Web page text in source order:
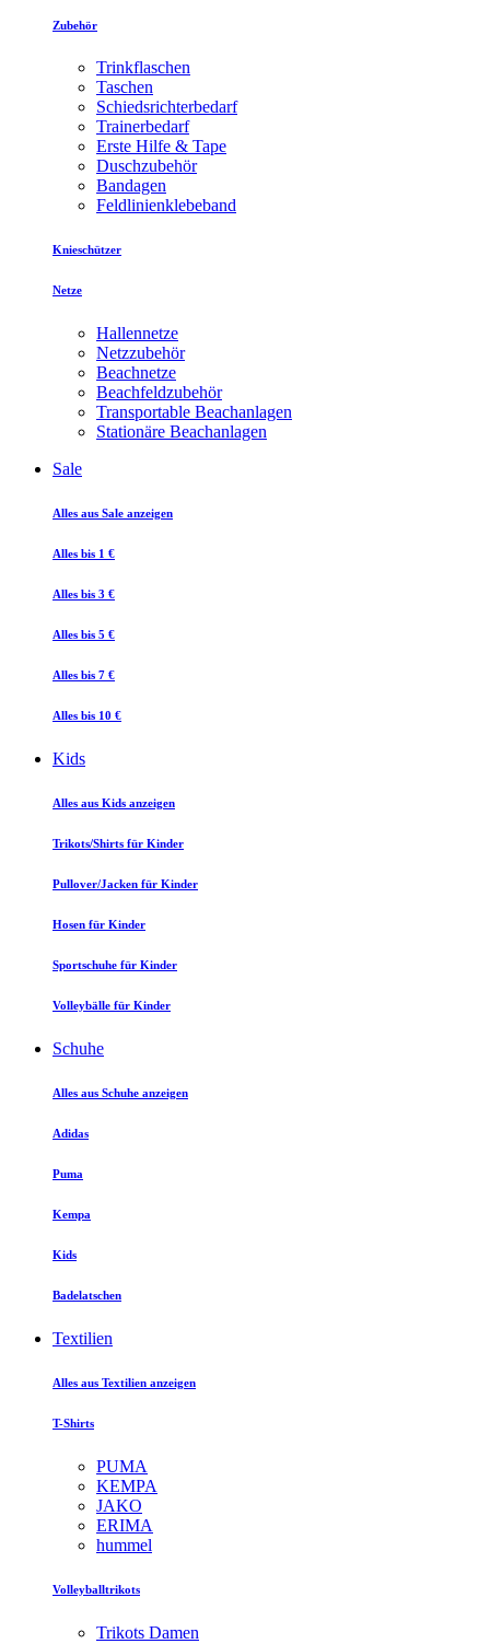
Zubehör
Trinkflaschen
Taschen
Schiedsrichterbedarf
Trainerbedarf
Erste Hilfe & Tape
Duschzubehör
Bandagen
Feldlinienklebeband
Knieschützer
Netze
Hallennetze
Netzzubehör
Beachnetze
Beachfeldzubehör
Transportable Beachanlagen
Stationäre Beachanlagen
Sale
Alles aus Sale anzeigen
Alles bis 1 €
Alles bis 3 €
Alles bis 5 €
Alles bis 7 €
Alles bis 10 €
Kids
Alles aus Kids anzeigen
Trikots/Shirts für Kinder
Pullover/Jacken für Kinder
Hosen für Kinder
Sportschuhe für Kinder
Volleybälle für Kinder
Schuhe
Alles aus Schuhe anzeigen
Adidas
Puma
Kempa
Kids
Badelatschen
Textilien
Alles aus Textilien anzeigen
T-Shirts
PUMA
KEMPA
JAKO
ERIMA
hummel
Volleyballtrikots
Trikots Damen